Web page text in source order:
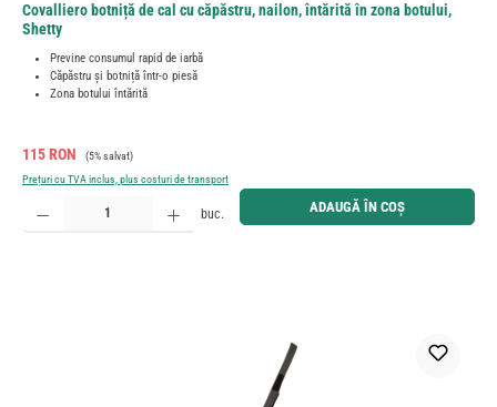
Covalliero botniță de cal cu căpăstru, nailon, întărită în zona botului,
Shetty
Previne consumul rapid de iarbă
Căpăstru și botniță într-o piesă
Zona botului întărită
Preț de vânzare:
115 RON Preț obișnuit:
(5% salvat)
Prețuri cu TVA inclus, plus costuri de transport
Cantitate produs: Introduceți cantitatea dorită sau utilizați butoanele pentru a mări sau micșora
buc. ADAUGĂ ÎN COȘ